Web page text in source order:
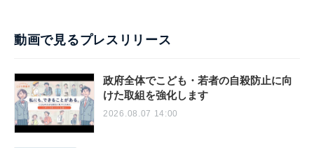
動画で見るプレスリリース
政府全体でこども・若者の自殺防止に向
けた取組を強化します
2026.08.07 14:00